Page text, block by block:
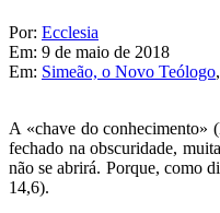
Por: Ecclesia
Em: 9 de maio de 2018
Em: Simeão, o Novo Teólogo,
A «chave do conhecimento»
fechado na obscuridade,
não se abrirá. Porque, como
14,6).